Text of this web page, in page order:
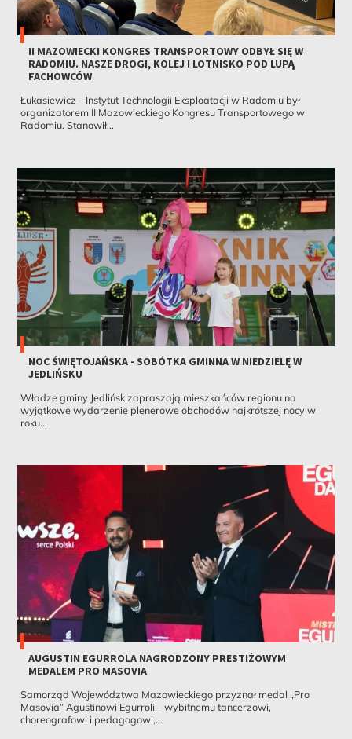
II MAZOWIECKI KONGRES TRANSPORTOWY ODBYŁ SIĘ W
RADOMIU. NASZE DROGI, KOLEJ I LOTNISKO POD LUPĄ
FACHOWCÓW
Łukasiewicz – Instytut Technologii Eksploatacji w Radomiu był
organizatorem II Mazowieckiego Kongresu Transportowego w
Radomiu. Stanowił...
NOC ŚWIĘTOJAŃSKA - SOBÓTKA GMINNA W NIEDZIELĘ W
JEDLIŃSKU
Władze gminy Jedlińsk zapraszają mieszkańców regionu na
wyjątkowe wydarzenie plenerowe obchodów najkrótszej nocy w
roku...
AUGUSTIN EGURROLA NAGRODZONY PRESTIŻOWYM
MEDALEM PRO MASOVIA
Samorząd Województwa Mazowieckiego przyznał medal „Pro
Masovia” Agustinowi Egurroli – wybitnemu tancerzowi,
choreografowi i pedagogowi,...